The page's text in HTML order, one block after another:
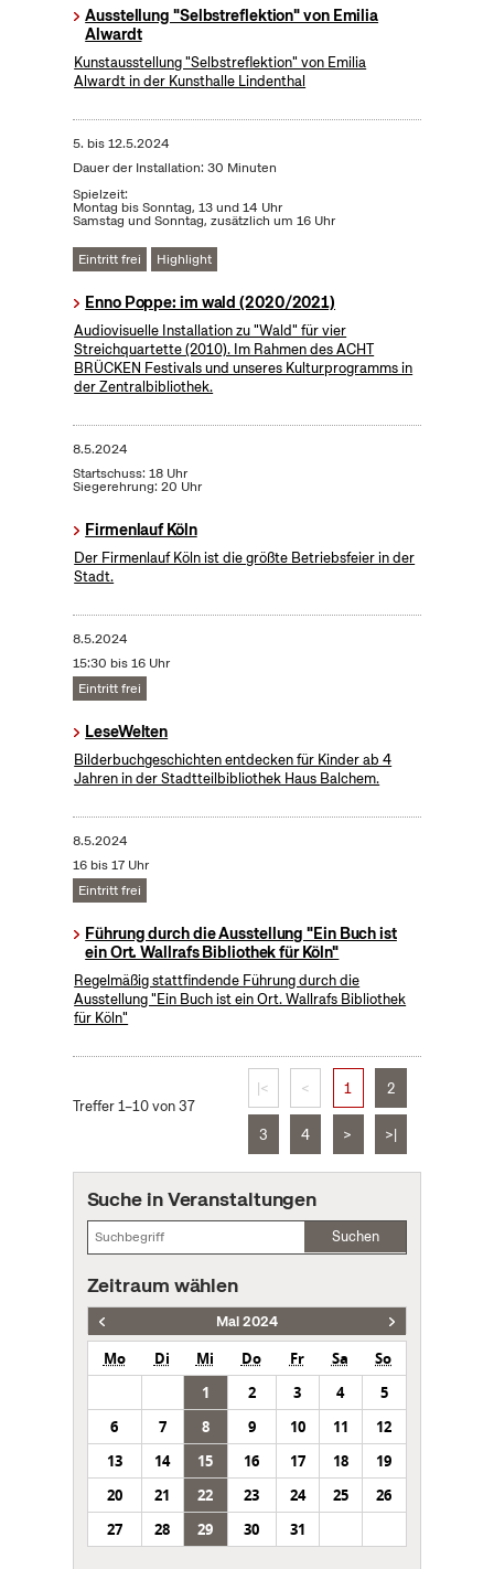
Ausstellung "Selbstreflektion" von Emilia
Alwardt
Kunstausstellung "Selbstreflektion" von Emilia
Alwardt in der Kunsthalle Lindenthal
5. bis12.5.2024
Dauer der Installation: 30 Minuten
Spielzeit:
Montag bis Sonntag, 13 und 14 Uhr
Samstag und Sonntag, zusätzlich um 16 Uhr
Eintritt frei Highlight
Enno Poppe: im wald (2020/2021)
Audiovisuelle Installation zu "Wald" für vier
Streichquartette (2010). Im Rahmen des ACHT
BRÜCKEN Festivals und unseres Kulturprogramms in
der Zentralbibliothek.
8.5.2024
Startschuss: 18 Uhr
Siegerehrung: 20 Uhr
Firmenlauf Köln
Der Firmenlauf Köln ist die größte Betriebsfeier in der
Stadt.
8.5.2024
15:30 bis 16 Uhr
Eintritt frei
LeseWelten
Bilderbuchgeschichten entdecken für Kinder ab 4
Jahren in der Stadtteilbibliothek Haus Balchem.
8.5.2024
16 bis 17 Uhr
Eintritt frei
Führung durch die Ausstellung "Ein Buch ist
ein Ort. Wallrafs Bibliothek für Köln"
Regelmäßig stattfindende Führung durch die
Ausstellung "Ein Buch ist ein Ort. Wallrafs Bibliothek
für Köln"
Treffer 1–10 von 37
|< < 1 2
3 4 > >|
Suche in Veranstaltungen
Suchen
Zeitraum wählen
Mai 2024
Mo Di Mi Do Fr Sa
So
1
2 3 4
5
6
7 8 9 10 11
12
13
14 15 16 17 18
19
20
21 22 23 24 25
26
27
28 29 30 31